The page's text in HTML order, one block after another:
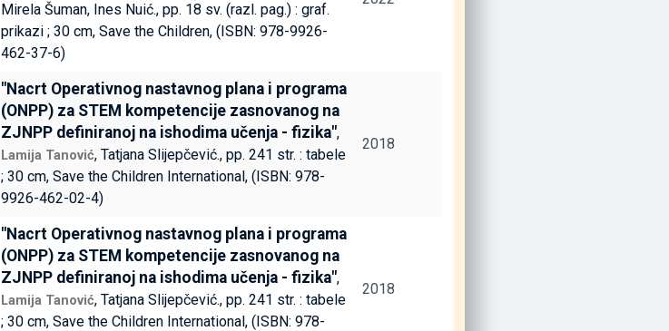
Mirela Šuman, Ines Nuić., pp. 18 sv. (razl. pag.) : graf.
prikazi ; 30 cm, Save the Children, (ISBN: 978-9926-
462-37-6)
"Nacrt Operativnog nastavnog plana i programa
(ONPP) za STEM kompetencije zasnovanog na
ZJNPP definiranoj na ishodima učenja - fizika",
Lamija Tanović, Tatjana Slijepčević., pp. 241 str. : tabele
; 30 cm, Save the Children International, (ISBN: 978-
9926-462-02-4)
2018
"Nacrt Operativnog nastavnog plana i programa
(ONPP) za STEM kompetencije zasnovanog na
ZJNPP definiranoj na ishodima učenja - fizika",
Lamija Tanović, Tatjana Slijepčević., pp. 241 str. : tabele
; 30 cm, Save the Children International, (ISBN: 978-
2018